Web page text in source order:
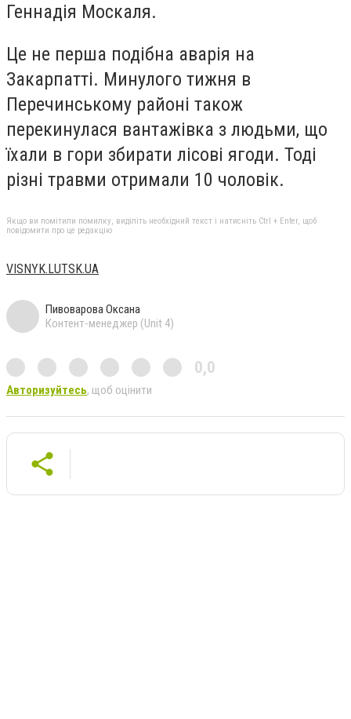
Геннадія Москаля.
Це не перша подібна аварія на
Закарпатті. Минулого тижня в
Перечинському районі також
перекинулася вантажівка з людьми, що
їхали в гори збирати лісові ягоди. Тоді
різні травми отримали 10 чоловік.
Якщо ви помітили помилку, виділіть необхідний текст і натисніть Ctrl + Enter, щоб
повідомити про це редакцію
VISNYK.LUTSK.UA
Пивоварова Оксана
Контент-менеджер (Unit 4)
0,0
Авторизуйтесь, щоб оцінити